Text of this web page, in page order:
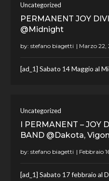
Uncategorized
PERMANENT JOY
@Midnight
by:stefano biagetti
[ad_1] Sabato 14 Maggio al
Uncategorized
I PERMANENT – JOY
BAND @Dakota,
by:stefano biagetti
[ad_1] Sabato 17 febbraio al